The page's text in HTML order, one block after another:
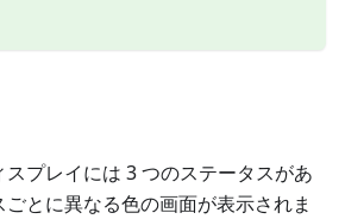
プレイには 3 つのステータスがあ
とに異なる色の画面が表示されま